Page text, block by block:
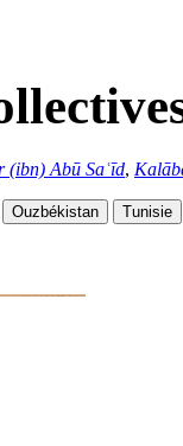
(ibn) Abū Saʿīd,
Ouzbékistan Tunisie